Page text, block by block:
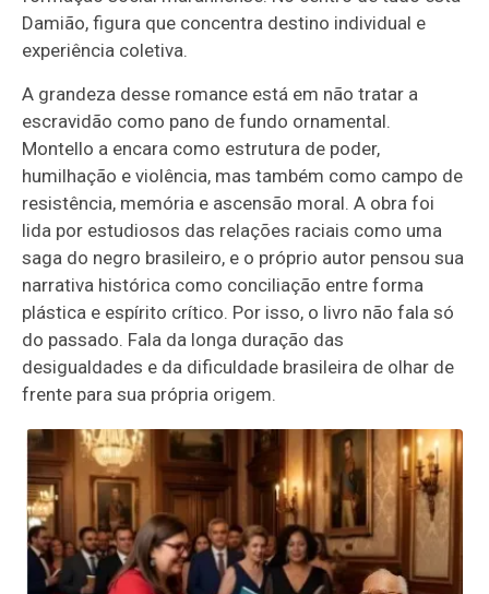
Damião, figura que concentra destino individual e
experiência coletiva.
A grandeza desse romance está em não tratar a
escravidão como pano de fundo ornamental.
Montello a encara como estrutura de poder,
humilhação e violência, mas também como campo de
resistência, memória e ascensão moral. A obra foi
lida por estudiosos das relações raciais como uma
saga do negro brasileiro, e o próprio autor pensou sua
narrativa histórica como conciliação entre forma
plástica e espírito crítico. Por isso, o livro não fala só
do passado. Fala da longa duração das
desigualdades e da dificuldade brasileira de olhar de
frente para sua própria origem.